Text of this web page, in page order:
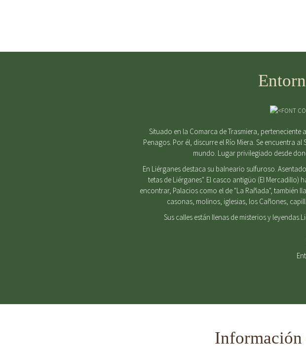
Situado en la Comarca de Trasmiera,
Penagos. Por él, discurre el Río Miera. Se encuentra
mundo. Lugar privilegiado desde
En Liérganes destaca su balneario sulfuroso.
tetas de Liérganes". El casco antigüo (El
encontrar, Palacios como el de "La Rañada", también
casonas, molinos, iglesias, los Cañones,
Sus calles están llenas de misterios y
Información